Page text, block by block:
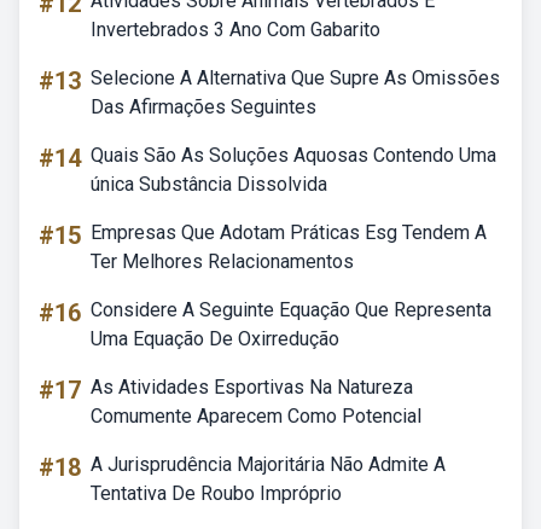
Invertebrados 3 Ano Com Gabarito
#13 Selecione A Alternativa Que Supre As Omissões
Das Afirmações Seguintes
#14 Quais São As Soluções Aquosas Contendo Uma
única Substância Dissolvida
#15 Empresas Que Adotam Práticas Esg Tendem A
Ter Melhores Relacionamentos
#16 Considere A Seguinte Equação Que Representa
Uma Equação De Oxirredução
#17 As Atividades Esportivas Na Natureza
Comumente Aparecem Como Potencial
#18 A Jurisprudência Majoritária Não Admite A
Tentativa De Roubo Impróprio